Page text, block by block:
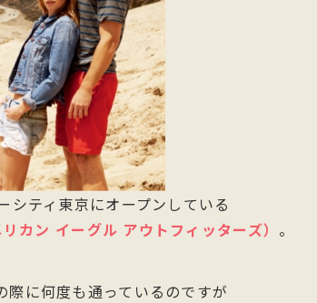
シティ東京にオープンしている
カン イーグル アウトフィッターズ） 。
際に何度も通っているのですが